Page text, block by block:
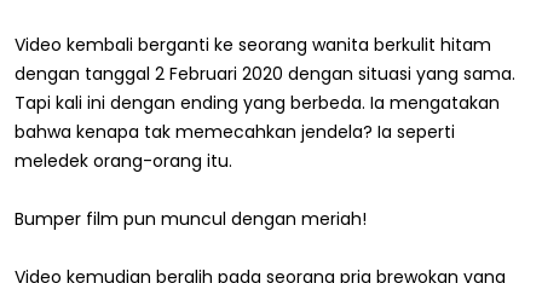
Video kembali berganti ke seorang wanita berkulit hitam
dengan tanggal 2 Februari 2020 dengan situasi yang sama.
Tapi kali ini dengan ending yang berbeda. Ia mengatakan
bahwa kenapa tak memecahkan jendela? Ia seperti
meledek orang-orang itu.
Bumper film pun muncul dengan meriah!
Video kemudian beralih pada seorang pria brewokan yang